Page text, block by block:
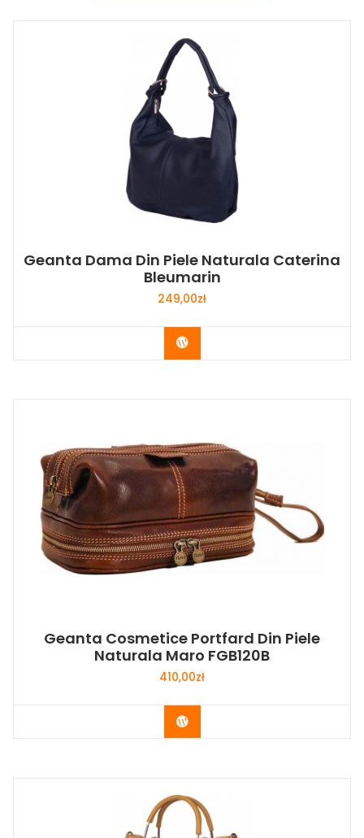
Geanta Dama Din Piele Naturala Caterina
Bleumarin
249,00zł
Buy Now
Geanta Cosmetice Portfard Din Piele
Naturala Maro FGB120B
410,00zł
Buy Now